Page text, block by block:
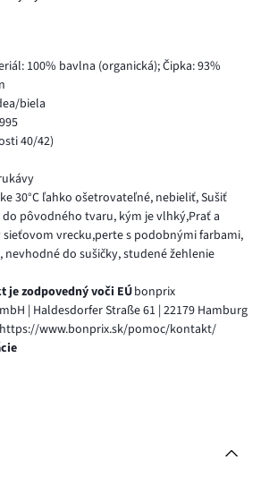
100% bavlna (organická); Čipka: 93%
biela
40/42)
30°C ľahko ošetrovateľné, nebieliť, Sušiť
pôvodného tvaru, kým je vlhký,Prať a
vrecku,perte s podobnými farbami,
nevhodné do sušičky, studené žehlenie
je zodpovedný voči EÚbonprix
| Haldesdorfer Straße 61 | 22179 Hamburg
www.bonprix.sk/pomoc/kontakt/